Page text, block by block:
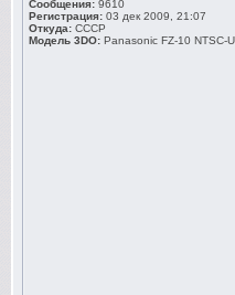
Сообщения: 9610
Регистрация: 03 дек 2009, 21:07
Откуда: СССР
Модель 3DO: Panasonic FZ-10 NTSC-U